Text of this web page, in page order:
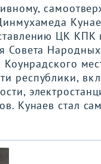
ЦК
Совета
Коунрадского
республики,
Кунаев стал